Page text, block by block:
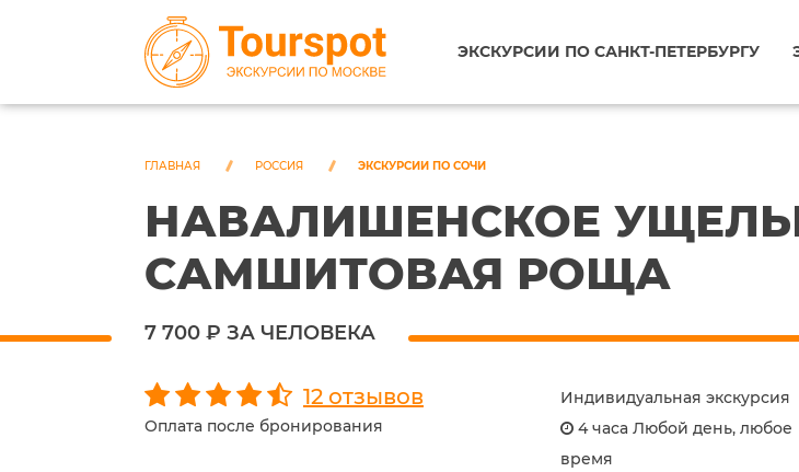
ЭКСКУРСИИ ПО САНКТ-ПЕТЕРБУРГУ
ГЛАВНАЯ РОССИЯ ЭКСКУРСИИ ПО СОЧИ
НАВАЛИШЕНСКОЕ
САМШИТОВАЯ РОЩА
7 700 ₽ ЗА ЧЕЛОВЕКА
12 отзывов
Оплата после бронирования
Индивидуальная экскурсия
4 часа Любой день, любое
время